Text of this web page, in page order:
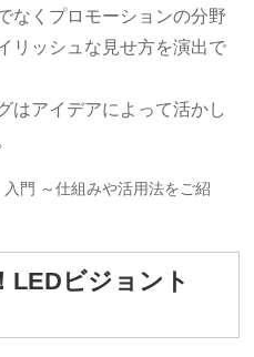
なくプロモーションの分野
リッシュな見せ方を演出で
はアイデアによって活かし
入門 ～仕組みや活用法をご紹
LEDビジョント